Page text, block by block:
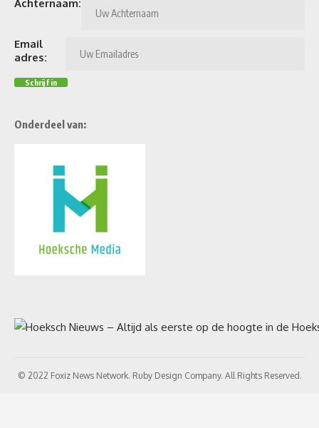
Achternaam:
Email
adres:
Onderdeel van:
© 2022 Foxiz News Network. Ruby Design Company. All Rights Reserved.